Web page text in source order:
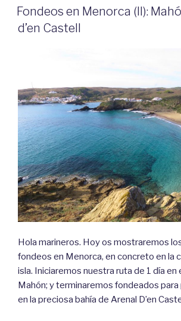
EL
Fondeos en Menorca (II):
d’en Castell
Hola marineros. Hoy os mostraremos
fondeos en Menorca, en concreto en la
isla. Iniciaremos nuestra ruta de 1 día en
Mahón; y terminaremos fondeados para
en la preciosa bahía de Arenal D’en